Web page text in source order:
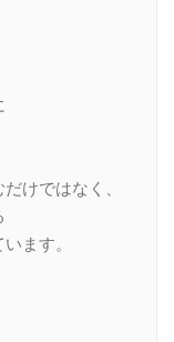
けではなく、
ます。